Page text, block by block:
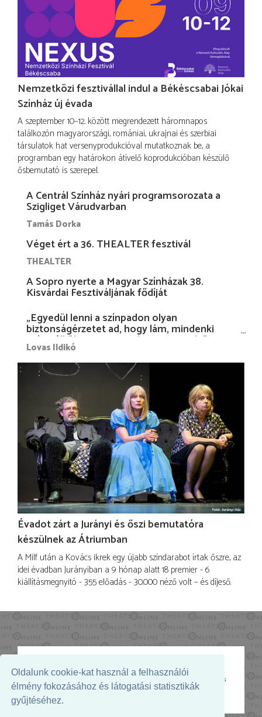
Oldalunk cookie-kat használ a felhasználói
élmény fokozásához és látogatási statisztikák
gyűjtéséhez.
Nemzetközi fesztivállal indul a Békéscsabai Jókai
Színház új évada
A szeptember 10–12. között megrendezett háromnapos
találkozón magyarországi, romániai, ukrajnai és szerbiai
társulatok hat versenyprodukcióval mutatkoznak be, a
programban egy határokon átívelő koprodukcióban készülő
ősbemutató is szerepel.
A Centrál Színház nyári programsorozata a
Szigliget Várudvarban
Tamás Dorka
Véget ért a 36. THEALTER fesztivál
THEALTER
A Sopro nyerte a Magyar Színházak 38.
Kisvárdai Fesztiváljának fődíját
„Egyedül lenni a színpadon olyan
biztonságérzetet ad, hogy lám, mindenki
más nélkül is megvagyok magammal…”
Lovas Ildikó
Évadot zárt a Jurányi és őszi bemutatóra
készülnek az Átriumban
A Milf után a Kovács ikrek egy újabb színdarabot írtak őszre, az
idei évadban Jurányiban a 9 hónap alatt 18 premier - 6
kiállításmegnyitó - 355 előadás - 30.000 néző volt – és díjeső.
Az oldal megjelenését támogatja: